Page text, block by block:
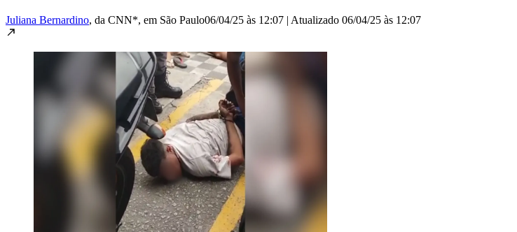
Juliana Bernardino, da CNN*, em São Paulo06/04/25 às 12:07 | Atualizado 06/04/25 às 12:07